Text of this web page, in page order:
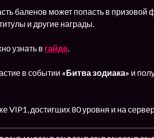
баленов может попасть в призовой
и другие награды.
узнать в гайде.
в событии «Битва зодиака» и
VIP1, достигших 80 уровня и на